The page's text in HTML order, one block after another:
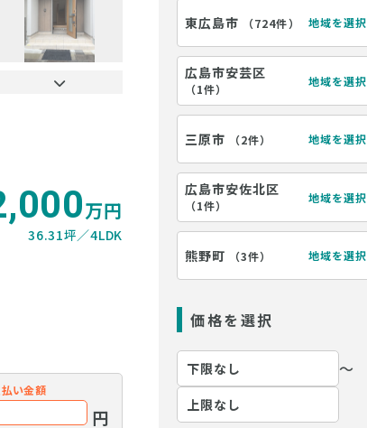
万円
36.31坪 4LDK
い金額
円
東広島市 （724件） 地域を選択
広島市安芸区
（1件）
地域を選択
三原市 （2件） 地域を選択
広島市安佐北区
（1件）
地域を選択
熊野町 （3件） 地域を選択
価格を選択
〜